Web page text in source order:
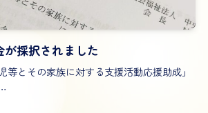
採択されました
等とその家族に対する支援活動応援助成」